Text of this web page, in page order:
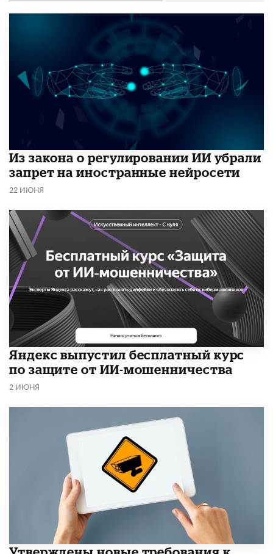
Из закона о регулировании ИИ убрали
запрет на иностранные нейросети
22 ИЮНЯ
​Яндекс выпустил бесплатный курс
по защите от ИИ-мошенничества
2 ИЮНЯ